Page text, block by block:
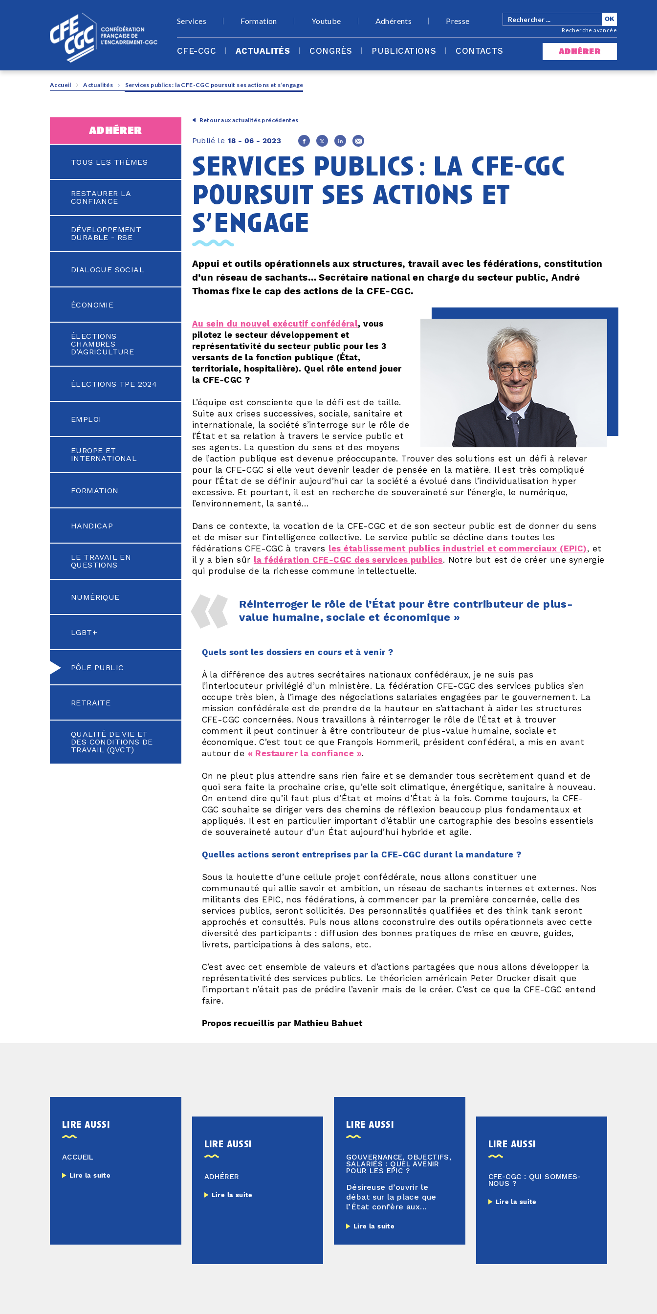
Recherche avancée
CFE-CGC ACTUALITÉS CONGRÈS PUBLICATIONS CONTACTS adhérer
Services Formation Youtube Adhérents Presse
Accueil Actualités Services publics : la CFE-CGC poursuit ses actions et s’engage
adhérer
TOUS LES THÈMES
RESTAURER LA
CONFIANCE
DÉVELOPPEMENT
DURABLE - RSE
DIALOGUE SOCIAL
ÉCONOMIE
ÉLECTIONS
CHAMBRES
D’AGRICULTURE
ÉLECTIONS TPE 2024
EMPLOI
EUROPE ET
INTERNATIONAL
FORMATION
HANDICAP
LE TRAVAIL EN
QUESTIONS
NUMÉRIQUE
LGBT+
PÔLE PUBLIC
RETRAITE
QUALITÉ DE VIE ET
DES CONDITIONS DE
TRAVAIL (QVCT)
Retour aux actualités précédentes
Publié le 18 - 06 - 2023
services publics : la cfe-cgc
poursuit ses actions et
s’engage
Appui et outils opérationnels aux structures, travail avec les fédérations, constitution
d’un réseau de sachants… Secrétaire national en charge du secteur public, André
Thomas fixe le cap des actions de la CFE-CGC.
Au sein du nouvel exécutif confédéral, vous
pilotez le secteur développement et
représentativité du secteur public pour les 3
versants de la fonction publique (État,
territoriale, hospitalière). Quel rôle entend jouer
la CFE-CGC ?
L’équipe est consciente que le défi est de taille.
Suite aux crises successives, sociale, sanitaire et
internationale, la société s’interroge sur le rôle de
l’État et sa relation à travers le service public et
ses agents. La question du sens et des moyens
de l’action publique est devenue préoccupante. Trouver des solutions est un défi à relever
pour la CFE-CGC si elle veut devenir leader de pensée en la matière. Il est très compliqué
pour l’État de se définir aujourd’hui car la société a évolué dans l’individualisation hyper
excessive. Et pourtant, il est en recherche de souveraineté sur l’énergie, le numérique,
l’environnement, la santé…
Dans ce contexte, la vocation de la CFE-CGC et de son secteur public est de donner du sens
et de miser sur l’intelligence collective. Le service public se décline dans toutes les
fédérations CFE-CGC à travers les établissement publics industriel et commerciaux (EPIC), et
il y a bien sûr la fédération CFE-CGC des services publics. Notre but est de créer une synergie
qui produise de la richesse commune intellectuelle.
Réinterroger le rôle de l’État pour être contributeur de plus-
value humaine, sociale et économique »
Quels sont les dossiers en cours et à venir ?
À la différence des autres secrétaires nationaux confédéraux, je ne suis pas
l’interlocuteur privilégié d’un ministère. La fédération CFE-CGC des services publics s’en
occupe très bien, à l’image des négociations salariales engagées par le gouvernement. La
mission confédérale est de prendre de la hauteur en s’attachant à aider les structures
CFE-CGC concernées. Nous travaillons à réinterroger le rôle de l’État et à trouver
comment il peut continuer à être contributeur de plus-value humaine, sociale et
économique. C’est tout ce que François Hommeril, président confédéral, a mis en avant
autour de « Restaurer la confiance ».
On ne pleut plus attendre sans rien faire et se demander tous secrètement quand et de
quoi sera faite la prochaine crise, qu’elle soit climatique, énergétique, sanitaire à nouveau.
On entend dire qu’il faut plus d’État et moins d’État à la fois. Comme toujours, la CFE-
CGC souhaite se diriger vers des chemins de réflexion beaucoup plus fondamentaux et
appliqués. Il est en particulier important d’établir une cartographie des besoins essentiels
de souveraineté autour d’un État aujourd’hui hybride et agile.
Quelles actions seront entreprises par la CFE-CGC durant la mandature ?
Sous la houlette d’une cellule projet confédérale, nous allons constituer une
communauté qui allie savoir et ambition, un réseau de sachants internes et externes. Nos
militants des EPIC, nos fédérations, à commencer par la première concernée, celle des
services publics, seront sollicités. Des personnalités qualifiées et des think tank seront
approchés et consultés. Puis nous allons coconstruire des outils opérationnels avec cette
diversité des participants : diffusion des bonnes pratiques de mise en œuvre, guides,
livrets, participations à des salons, etc.
C’est avec cet ensemble de valeurs et d’actions partagées que nous allons développer la
représentativité des services publics. Le théoricien américain Peter Drucker disait que
l’important n’était pas de prédire l’avenir mais de le créer. C’est ce que la CFE-CGC entend
faire.
Propos recueillis par Mathieu Bahuet
lire aussi
ACCUEIL
Lire la suite
lire aussi
ADHÉRER
Lire la suite
lire aussi
GOUVERNANCE, OBJECTIFS,
SALARIÉS : QUEL AVENIR
POUR LES EPIC ?
Désireuse d’ouvrir le
débat sur la place que
l’État confère aux...
Lire la suite
lire aussi
CFE-CGC : QUI SOMMES-
NOUS ?
Lire la suite